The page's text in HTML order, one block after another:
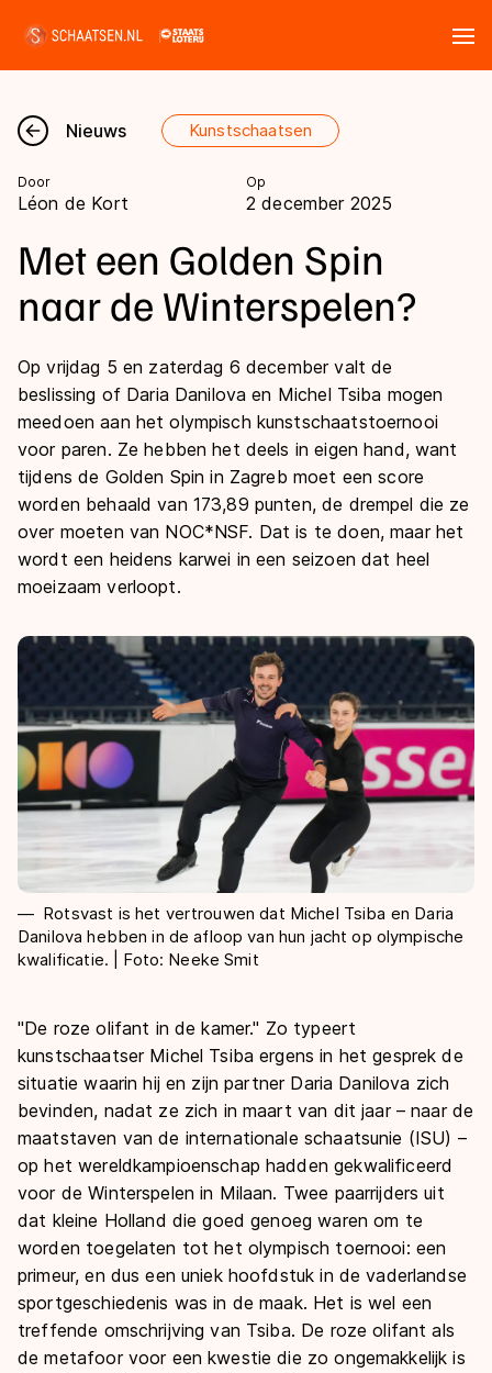
Nieuws
Kalender
Disciplines
Langebaan
Shorttrack
Inlineskaten
Kunstschaatsen
Schoonrijden
Natuurijs
Uitslagen
Langebaan
Shorttrack
Marathon
Inlineskaten
Kunstschaatsen
Tijden & historie
Ranglijsten Langebaan
Persoonlijke records & tijden
Historie & statistiek
De weg op
Inschrijven wedstrijden
Algemene Nederlandse Schaatstijd
Waar kan ik schaatsen en skaten?
Schaatsfans
Evenementen
Tickets
Livestreams
Word schaatsfan!
Winacties
Olympische Spelen
Olympische Spelen
Medaille overzicht
Medaillespiegel
Olympische uitslagen
Van Jong tot Goud verhalen
Nieuws Kunstschaatsen
Door
Léon de Kort
Op
2 december 2025
Met een Golden Spin
naar de Winterspelen?
Op vrijdag 5 en zaterdag 6 december valt de
beslissing of Daria Danilova en Michel Tsiba mogen
meedoen aan het olympisch kunstschaatstoernooi
voor paren. Ze hebben het deels in eigen hand, want
tijdens de Golden Spin in Zagreb moet een score
worden behaald van 173,89 punten, de drempel die ze
over moeten van NOC*NSF. Dat is te doen, maar het
wordt een heidens karwei in een seizoen dat heel
moeizaam verloopt.
Rotsvast is het vertrouwen dat Michel Tsiba en Daria
Danilova hebben in de afloop van hun jacht op olympische
kwalificatie. | Foto: Neeke Smit
"De roze olifant in de kamer." Zo typeert
kunstschaatser Michel Tsiba ergens in het gesprek de
situatie waarin hij en zijn partner Daria Danilova zich
bevinden, nadat ze zich in maart van dit jaar – naar de
maatstaven van de internationale schaatsunie (ISU) –
op het wereldkampioenschap hadden gekwalificeerd
voor de Winterspelen in Milaan. Twee paarrijders uit
dat kleine Holland die goed genoeg waren om te
worden toegelaten tot het olympisch toernooi: een
primeur, en dus een uniek hoofdstuk in de vaderlandse
sportgeschiedenis was in de maak. Het is wel een
treffende omschrijving van Tsiba. De roze olifant als
de metafoor voor een kwestie die zo ongemakkelijk is